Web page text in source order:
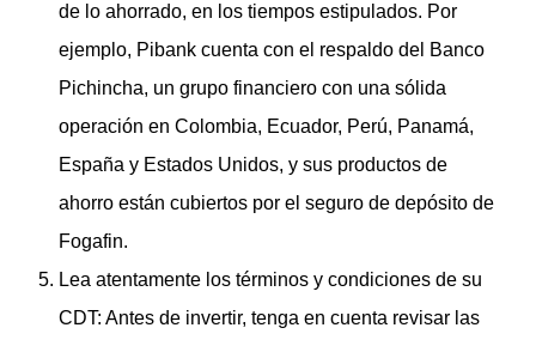
de lo ahorrado, en los tiempos estipulados. Por
ejemplo, Pibank cuenta con el respaldo del Banco
Pichincha, un grupo financiero con una sólida
operación en Colombia, Ecuador, Perú, Panamá,
España y Estados Unidos, y sus productos de
ahorro están cubiertos por el seguro de depósito de
Fogafin.
Lea atentamente los términos y condiciones de su
CDT: Antes de invertir, tenga en cuenta revisar las